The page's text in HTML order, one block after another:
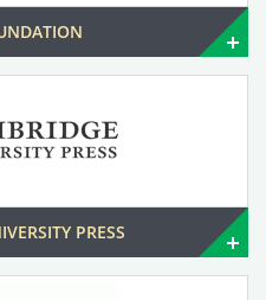
PRESS